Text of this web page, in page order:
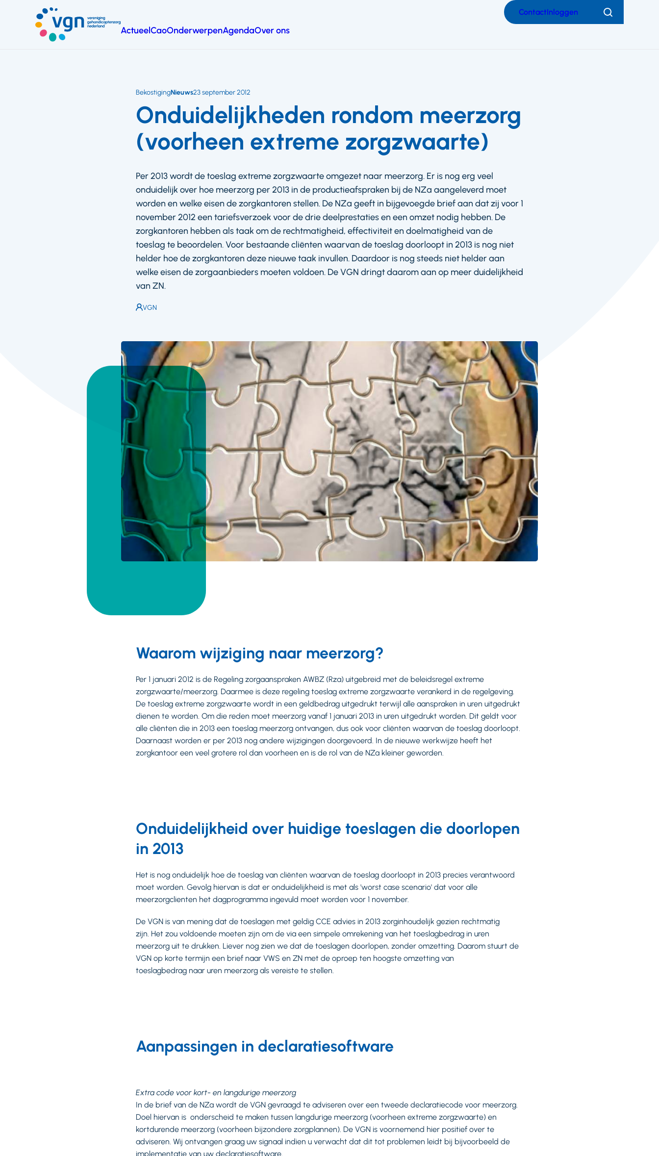
hoofdinhoud
ActueelCaoOnderwerpenAgendaOver ons
ContactInloggen Zoeken
Onduidelijkheden rondom meerzorg
(voorheen extreme zorgzwaarte)
BekostigingNieuws23 september 2012
Per 2013 wordt de toeslag extreme zorgzwaarte omgezet naar meerzorg. Er is nog erg veel
onduidelijk over hoe meerzorg per 2013 in de productieafspraken bij de NZa aangeleverd moet
worden en welke eisen de zorgkantoren stellen. De NZa geeft in bijgevoegde brief aan dat zij voor 1
november 2012 een tariefsverzoek voor de drie deelprestaties en een omzet nodig hebben. De
zorgkantoren hebben als taak om de rechtmatigheid, effectiviteit en doelmatigheid van de
toeslag te beoordelen. Voor bestaande cliënten waarvan de toeslag doorloopt in 2013 is nog niet
helder hoe de zorgkantoren deze nieuwe taak invullen. Daardoor is nog steeds niet helder aan
welke eisen de zorgaanbieders moeten voldoen. De VGN dringt daarom aan op meer duidelijkheid
van ZN.
Auteur:
VGN
Waarom wijziging naar meerzorg?
Per 1 januari 2012 is de Regeling zorgaanspraken AWBZ (Rza) uitgebreid met de beleidsregel extreme
zorgzwaarte/meerzorg. Daarmee is deze regeling toeslag extreme zorgzwaarte verankerd in de regelgeving.
De toeslag extreme zorgzwaarte wordt in een geldbedrag uitgedrukt terwijl alle aanspraken in uren uitgedrukt
dienen te worden. Om die reden moet meerzorg vanaf 1 januari 2013 in uren uitgedrukt worden. Dit geldt voor
alle cliënten die in 2013 een toeslag meerzorg ontvangen, dus ook voor cliënten waarvan de toeslag doorloopt.
Daarnaast worden er per 2013 nog andere wijzigingen doorgevoerd. In de nieuwe werkwijze heeft het
zorgkantoor een veel grotere rol dan voorheen en is de rol van de NZa kleiner geworden.
Onduidelijkheid over huidige toeslagen die doorlopen
in 2013
Het is nog onduidelijk hoe de toeslag van cliënten waarvan de toeslag doorloopt in 2013 precies verantwoord
moet worden. Gevolg hiervan is dat er onduidelijkheid is met als 'worst case scenario' dat voor alle
meerzorgclienten het dagprogramma ingevuld moet worden voor 1 november.
De VGN is van mening dat de toeslagen met geldig CCE advies in 2013 zorginhoudelijk gezien rechtmatig
zijn. Het zou voldoende moeten zijn om de via een simpele omrekening van het toeslagbedrag in uren
meerzorg uit te drukken. Liever nog zien we dat de toeslagen doorlopen, zonder omzetting. Daarom stuurt de
VGN op korte termijn een brief naar VWS en ZN met de oproep ten hoogste omzetting van
toeslagbedrag naar uren meerzorg als vereiste te stellen.
Aanpassingen in declaratiesoftware
Extra code voor kort- en langdurige meerzorg
In de brief van de NZa wordt de VGN gevraagd te adviseren over een tweede declaratiecode voor meerzorg.
Doel hiervan is onderscheid te maken tussen langdurige meerzorg (voorheen extreme zorgzwaarte) en
kortdurende meerzorg (voorheen bijzondere zorgplannen). De VGN is voornemend hier positief over te
adviseren. Wij ontvangen graag uw signaal indien u verwacht dat dit tot problemen leidt bij bijvoorbeeld de
implementatie van uw declaratiesoftware.